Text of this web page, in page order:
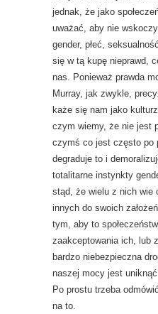
jednak, że jako
uważać, aby nie
gender, płeć,
się w tą kupę nieprawd,
nas. Ponieważ prawda
Murray, jak zwykle,
każe się nam jako
czym wiemy, że nie jest
czymś co jest często po
degraduje to i
totalitarne instynkty
stąd, że wielu z nich wie
innych do swoich
tym, aby to
zaakceptowania ich, lub
bardzo niebezpieczna
naszej mocy jest
Po prostu trzeba
na to.